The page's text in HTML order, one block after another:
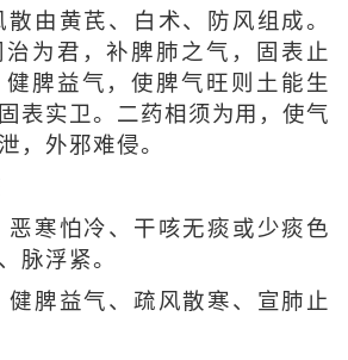
由黄芪、白术、防风组成。
为君，补脾肺之气，固表止
脾益气，使脾气旺则土能生
表实卫。二药相须为用，使气
，外邪难侵。
寒怕冷、干咳无痰或少痰色
脉浮紧。
脾益气、疏风散寒、宣肺止